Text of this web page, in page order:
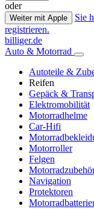
oder
Weiter mit Apple
Sie
registrieren.
billiger.de
Auto & Motorrad
Autoteile &
Reifen
Gepäck &
Elektromobilität
Motorradhelme
Car-Hifi
Motorroller
Felgen
Navigation
Protektoren